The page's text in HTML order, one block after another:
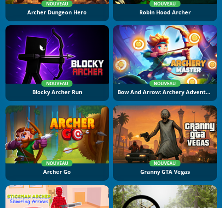
NOUVEAU
Archer Dungeon Hero
NOUVEAU
Robin Hood Archer
NOUVEAU
Blocky Archer Run
NOUVEAU
Bow And Arrow: Archery Adventure
NOUVEAU
Archer Go
NOUVEAU
Granny GTA Vegas